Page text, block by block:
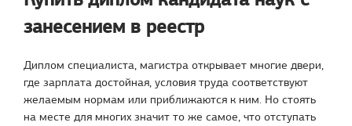
занесением в реестр
Диплом специалиста, магистра открывает многие двери,
где зарплата достойная, условия труда соответствуют
желаемым нормам или приближаются к ним. Но стоять
на месте для многих значит то же самое, что отступать